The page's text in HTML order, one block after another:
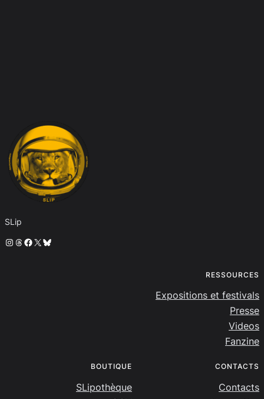
SLip
Instagram
Threads
Facebook
X Bluesky
RESSOURCES
Expositions et festivals
Presse
Videos
Fanzine
BOUTIQUE
SLipothèque
CONTACTS
Contacts